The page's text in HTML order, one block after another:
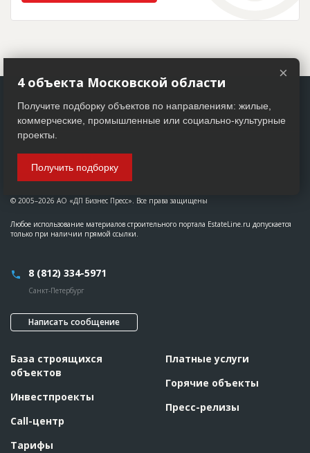
© 2005–2026 АО «ДП Бизнес Пресс». Все права защищены
Любое использование материалов строительного портала EstateLine.ru допускается
только при наличии прямой ссылки.
8 (812) 334-5971
Санкт-Петербург
Написать сообщение
База строящихся
объектов
Инвестпроекты
Call-центр
Тарифы
Платные услуги
Горячие объекты
Пресс-релизы
×
4 объекта Московской области
Получите подборку объектов по направлениям: жилые,
коммерческие, промышленные или социально-культурные
проекты.
Получить подборку